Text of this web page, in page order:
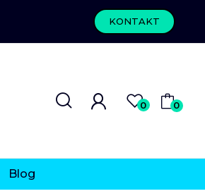
KONTAKT
0 0
Blog